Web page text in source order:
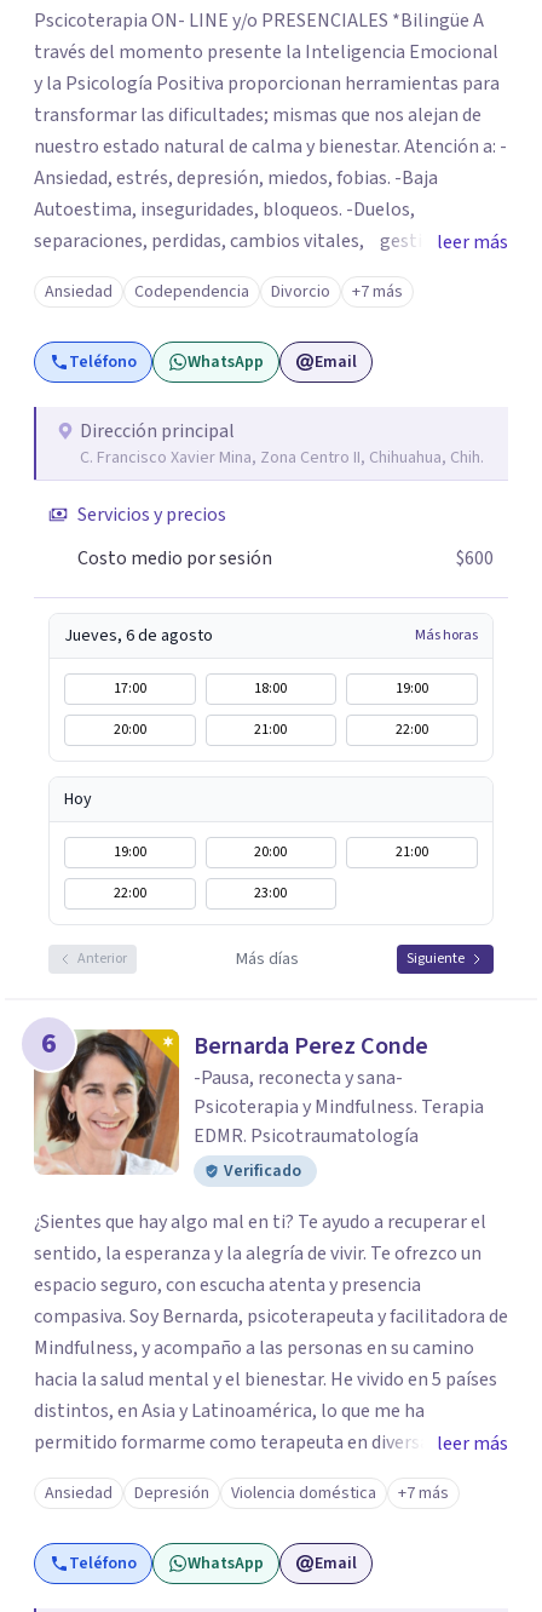
Pscicoterapia ON- LINE y/o PRESENCIALES *Bilingüe A
través del momento presente la Inteligencia Emocional
y la Psicología Positiva proporcionan herramientas para
transformar las dificultades; mismas que nos alejan de
nuestro estado natural de calma y bienestar. Atención a: -
Ansiedad, estrés, depresión, miedos, fobias. -Baja
Autoestima, inseguridades, bloqueos. -Duelos,
separaciones, perdidas, cambios vitales, gestión de
emociones, tristeza, ira, soledad. Si deseas resolver una
situación determinada o realizar cambios en tu vida, el
asesoramiento profesional será la clave para encontrar
las herramientas adecuadas para superar tanto la
a lo largo de tu vida. Realizar la correcta gestión de las
mismas de manera consciente y sana evita que se queden
futuros conflictos. Inteligencia Emocional Fúa I.
Márquez Master en Inteligencia Emocional Universidad
leer más
Ansiedad Codependencia Divorcio +7 más
Teléfono WhatsApp Email
Dirección principal
C. Francisco Xavier Mina, Zona Centro II, Chihuahua, Chih.
Servicios y precios
Costo medio por sesión
$600
Jueves, 6 de agosto Más horas
17:00 18:00
19:00
20:00
21:00 22:00
Hoy
19:00 20:00
21:00
22:00
23:00
Anterior Más días Siguiente
6 Bernarda Perez Conde
-Pausa, reconecta y sana-
Psicoterapia y Mindfulness. Terapia
EDMR. Psicotraumatología
Verificado
¿Sientes que hay algo mal en ti? Te ayudo a recuperar el
sentido, la esperanza y la alegría de vivir. Te ofrezco un
espacio seguro, con escucha atenta y presencia
compasiva. Soy Bernarda, psicoterapeuta y facilitadora de
Mindfulness, y acompaño a las personas en su camino
hacia la salud mental y el bienestar. He vivido en 5 países
distintos, en Asia y Latinoamérica, lo que me ha
permitido formarme como terapeuta en diversas
técnicas e idiomas y trabajar con personas de un amplio
espectro de culturas, historias y profesiones. Al ser
promotora de Mindfulness como habilitador para una
vida más satisfactoria, mi proceso de psicoterapia se
leer más
Ansiedad Depresión Violencia doméstica +7 más
Teléfono WhatsApp Email